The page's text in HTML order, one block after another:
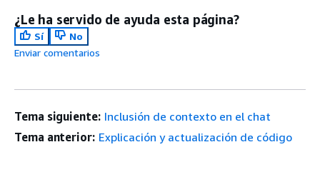
¿Le ha servido de ayuda esta página?
Sí
No
Enviar comentarios
Tema siguiente: Inclusión de contexto en el chat
Tema anterior: Explicación y actualización de código